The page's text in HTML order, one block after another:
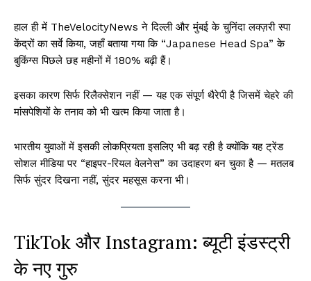
हाल ही में TheVelocityNews ने दिल्ली और मुंबई के चुनिंदा लक्ज़री स्पा
केंद्रों का सर्वे किया, जहाँ बताया गया कि “Japanese Head Spa” के
बुकिंग्स पिछले छह महीनों में 180% बढ़ी हैं।
इसका कारण सिर्फ रिलैक्सेशन नहीं — यह एक संपूर्ण थैरेपी है जिसमें चेहरे की
मांसपेशियों के तनाव को भी खत्म किया जाता है।
भारतीय युवाओं में इसकी लोकप्रियता इसलिए भी बढ़ रही है क्योंकि यह ट्रेंड
सोशल मीडिया पर “हाइपर-रियल वेलनेस” का उदाहरण बन चुका है — मतलब
सिर्फ सुंदर दिखना नहीं, सुंदर महसूस करना भी।
TikTok और Instagram: ब्यूटी इंडस्ट्री
के नए गुरु